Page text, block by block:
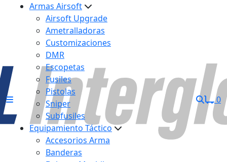
Armas Airsoft
Airsoft Upgrade
Ametralladoras
Customizaciones
DMR
Escopetas
Fusiles
Pistolas
Sniper
Subfusiles
Equipamiento Táctico
Accesorios Arma
Banderas
0